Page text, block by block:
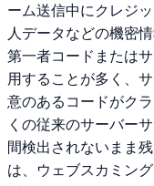
ーム送信中にクレジ
人データなどの機密
第一者コードまたは
用することが多く、
意のあるコードがク
くの従来のサーバー
間検出されないまま
は、ウェブスカミン